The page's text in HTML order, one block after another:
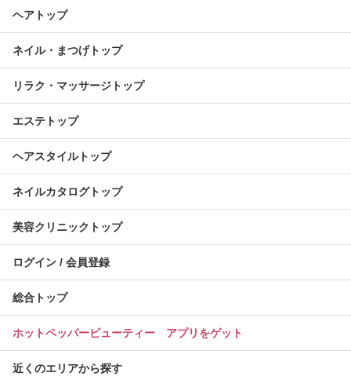
ヘアトップ
ネイル・まつげトップ
リラク・マッサージトップ
エステトップ
ヘアスタイルトップ
ネイルカタログトップ
美容クリニックトップ
ログイン / 会員登録
総合トップ
ホットペッパービューティー アプリをゲット
近くのエリアから探す